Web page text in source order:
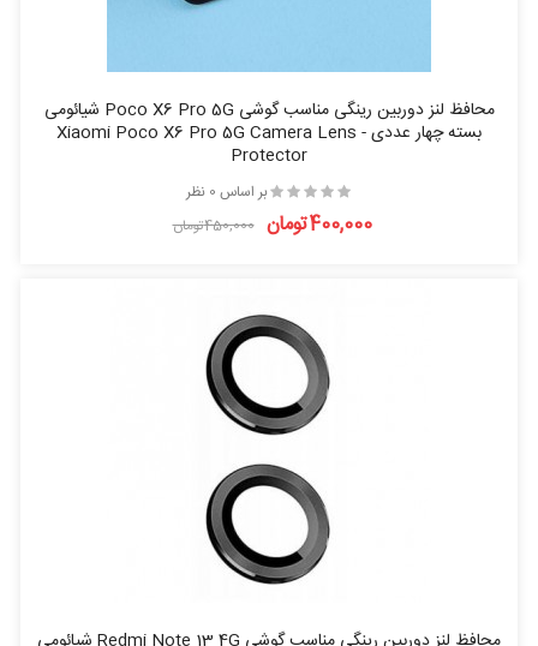
محافظ لنز دوربین رینگی مناسب گوشی Poco X6 Pro 5G شیائومی
بسته چهار عددی - Xiaomi Poco X6 Pro 5G Camera Lens
Protector
بر اساس 0 نظر
400,000تومان 450,000تومان